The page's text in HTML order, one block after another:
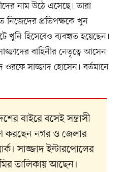
নাম উঠে এসেছে। তারা
প্রতিপক্ষকে খুন
খুনি হিসেবেও ব্যবহৃত হয়েছেন।
বাহিনীর নেতৃত্বে আসেন
ওরফে সাজ্জাদ হোসেন। বর্তমানে
বাইরে বসেই সন্ত্রাসী
করছেন নগর ও জেলার
সাজ্জাদ ইন্টারপোলের
তালিকায় আছেন।